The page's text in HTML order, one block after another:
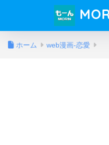
ホーム web漫画-恋愛